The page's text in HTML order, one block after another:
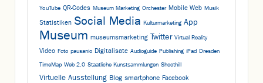
YouTube QR-Codes Museum Marketing Orchester Mobile Web Musik
Statistiken Social Media Kulturmarketing App
Museum museumsmarketing Twitter Virtual Reality
Video Foto pausanio Digitalisate Audioguide Publishing iPad Dresden
TimeMap Web 2.0 Staatliche Kunstsammlungen Shoothill
Virtuelle Ausstellung Blog smartphone Facebook